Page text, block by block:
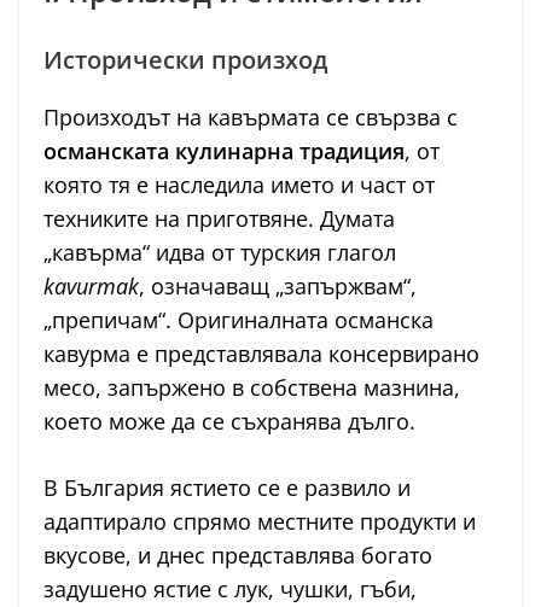
Исторически произход
Произходът на кавърмата се свързва с
османската кулинарна традиция, от
която тя е наследила името и част от
техниките на приготвяне. Думата
„кавърма“ идва от турския глагол
kavurmak, означаващ „запържвам“,
„препичам“. Оригиналната османска
кавурма е представлявала консервирано
месо, запържено в собствена мазнина,
което може да се съхранява дълго.
В България ястието се е развило и
адаптирало спрямо местните продукти и
вкусове, и днес представлява богато
задушено ястие с лук, чушки, гъби,